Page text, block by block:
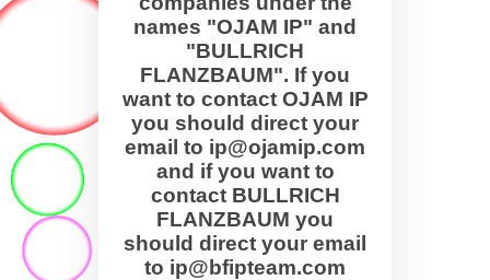
names "OJAM IP" and
"BULLRICH
FLANZBAUM". If you
want to contact OJAM IP
you should direct your
email to ip@ojamip.com
and if you want to
contact BULLRICH
FLANZBAUM you
should direct your email
to ip@bfipteam.com